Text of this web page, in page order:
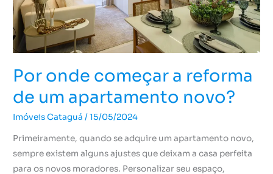
Por onde começar a reforma
de um apartamento novo?
Imóveis Cataguá /15/05/2024
Primeiramente, quando se adquire um apartamento novo,
sempre existem alguns ajustes que deixam a casa perfeita
para os novos moradores. Personalizar seu espaço,
novo?